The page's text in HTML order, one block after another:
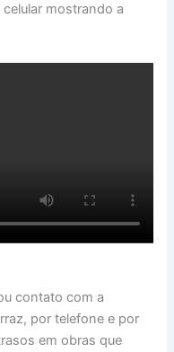
mostrando a
contato com a
por telefone e por
em obras que